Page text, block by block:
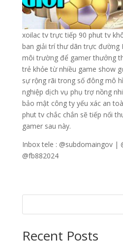
xoilac tv trực tiếp 90 phut tv
ban giải trí thư dãn trực đường
môi trường để gamer thưởng
trẻ khỏe từ nhiều game show
sự rộng rãi trong số đông mô
nghiệp dịch vụ phụ trợ nồng
bảo mật công ty yếu xác an
phut tv chắc chắn sẽ tiếp nối
gamer sau này.
Inbox tele : @subdomaingov |
@fb882024
Recent Posts